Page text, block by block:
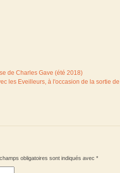
de Charles Gave (été 2018)
les Eveilleurs, à l'occasion de la sortie
obligatoires sont indiqués avec *